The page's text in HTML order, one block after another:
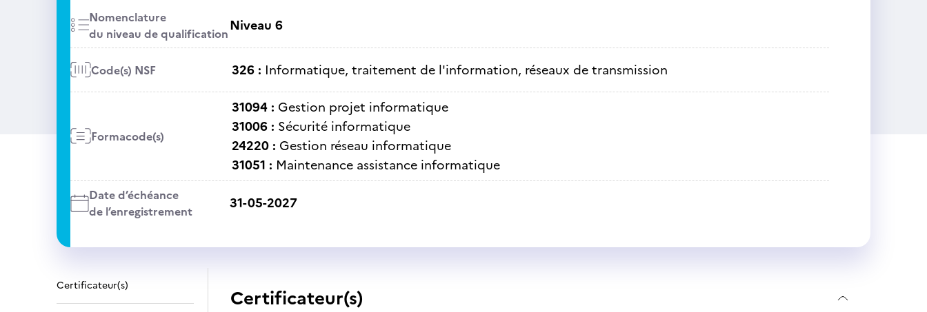
Nomenclature
du niveau de qualificationNiveau 6
Code(s) NSF 326 : Informatique, traitement de l'information, réseaux de transmission
Formacode(s)
31094 : Gestion projet informatique
31006 : Sécurité informatique
24220 : Gestion réseau informatique
31051 : Maintenance assistance informatique
Date d’échéance
de l’enregistrement
31-05-2027
Certificateur(s) Certificateur(s)